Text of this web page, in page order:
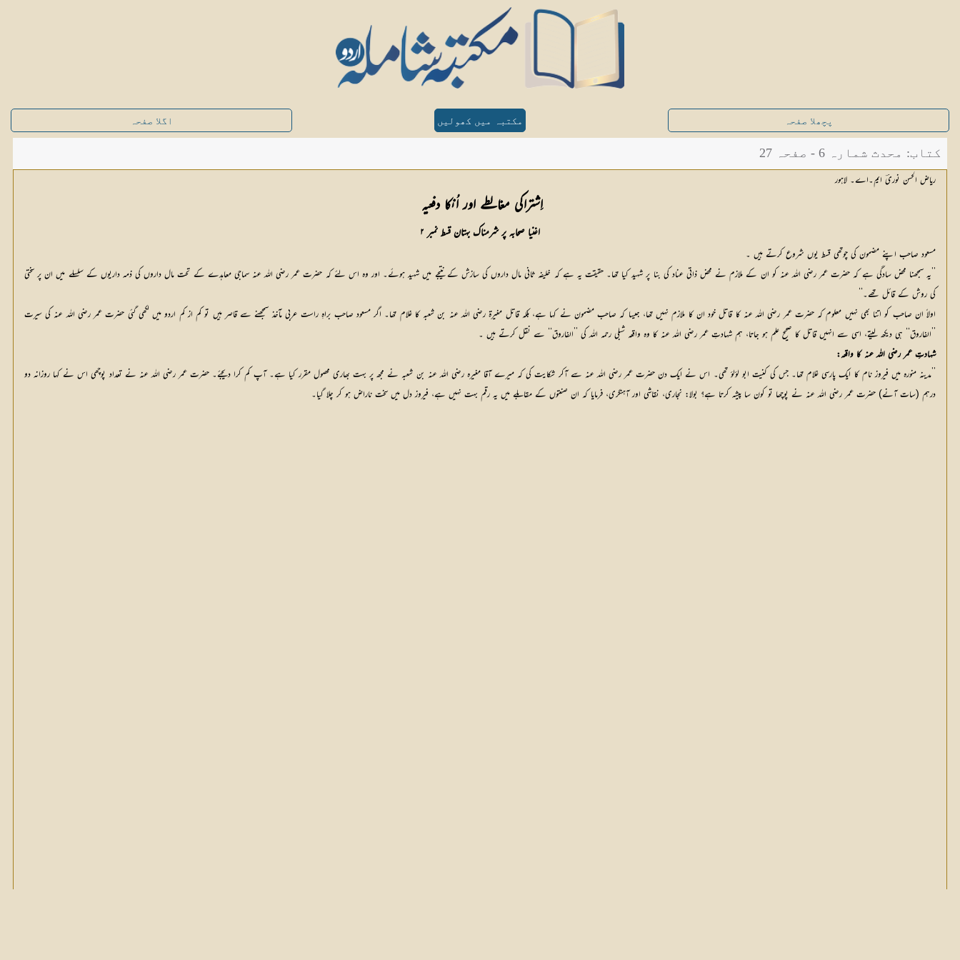
پچھلا صفحہ مکتبہ میں کھولیں اگلا صفحہ
کتاب: محدث شمارہ 6 - صفحہ 27
ریاض الحسن نوریؔ ایم۔اے۔ لاہور
اِشتراکی مغالطے اور اُنکا دفعیہ
اغنیا صحابہ پر شرمناک بہتان قسط نمبر ۲
مسعود صاحب اپنے مضمون کی چوتھی قسط یوں شروع کرتے ہیں ۔
’’یہ سمجھنا محض سادگی ہے کہ حضرت عمر رضی اللہ عنہ کو ان کے ملازم نے محض ذاتی عناد کی بنا پر شہید کیا تھا۔ حقیقت یہ ہے کہ خلیفہ ثانی مال داروں کی سازش کے نتیجے میں شہید ہوئے۔ اور وہ اس لئے کہ حضرت عمر رضی اللہ عنہ سماجی معاہدے کے تحت مال داروں کی ذمہ داریوں کے سلسلے میں ان پر سختی
کی روش کے قائل تھے۔‘‘
اولاً ان صاحب کو اتنا بھی نہیں معلوم کہ حضرت عمر رضی اللہ عنہ کا قاتل خود ان کا ملازم نہیں تھا، جیسا کہ صاحب مضمون نے کہا ہے، بلکہ قاتل مغیرۃ رضی اللہ عنہ بن شعبہ کا غلام تھا۔ اگر مسعود صاحب براہِ راست عربی مآخذ سمجھنے سے قاصر ہیں تو کم از کم اردو میں لکھی گئی حضرت عمر رضی اللہ عنہ کی سیرت
’’الفاروق‘‘ ہی دیکھ لیتے، اسی سے انہیں قاتل کا صحیح علم ہو جاتا، ہم شہادتِ عمر رضی اللہ عنہ کا وہ واقعہ شبلی رحمہ اللہ کی ’’الفاروق‘‘ سے نقل کرتے ہیں ۔
شہادتِ عمر رضی اللہ عنہ کا واقعہ:
’’مدینہ منورہ میں فیروز نام کا ایک پارسی غلام تھا۔ جس کی کنیت ابو لؤلؤ تھی۔ اس نے ایک دن حضرت عمر رضی اللہ عنہ سے آکر شکایت کی کہ میرے آقا مغیرہ رضی اللہ عنہ بن شعبہ نے مجھ پر بہت بھاری محصول مقرر کیا ہے۔ آپ کم کرا دیجئے۔ حضرت عمر رضی اللہ عنہ نے تعداد پوچھی اس نے کہا روزانہ دو
درہم (سات آنے) حضرت عمر رضی اللہ عنہ نے پوچھا تو کون سا پیشہ کرتا ہے؟ بولا: نجاری، نقاشی اور آہنگری، فرمایا کہ ان صنعتوں کے مقابلے میں یہ رقم بہت نہیں ہے، فیروز دل میں سخت ناراض ہو کر چلا گیا۔